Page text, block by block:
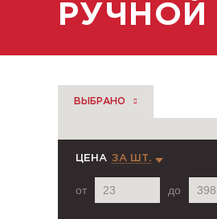
ВЫБРАНО
ЦЕНА ЗА ШТ.
от до